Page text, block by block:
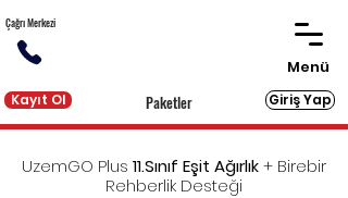
Kayıt Ol Giriş Yap
Menü
Paketler
Çağrı Merkezi
UzemGO Plus 11.Sınıf Eşit Ağırlık+ Birebir
Rehberlik Desteği